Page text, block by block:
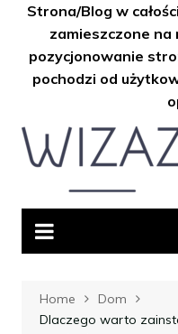
Strona/Blog w
zamieszczone na
pozycjonowanie
pochodzi od
Skip
content
Home
Dom
Dlaczego warto